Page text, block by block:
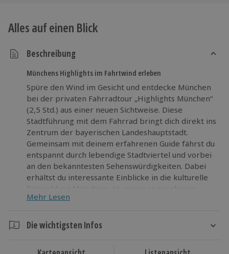
Alles auf einen Blick
Beschreibung
Münchens Highlights im Fahrtwind erleben
Spüre den Wind im Gesicht und entdecke München
bei der privaten Fahrradtour „Highlights München“
(2,5 Std.) aus einer neuen Sichtweise. Diese
Stadtführung mit dem Fahrrad bringt dich direkt ins
Zentrum der bayerischen Landeshauptstadt.
Gemeinsam mit deinem erfahrenen Guide fährst du
entspannt durch lebendige Stadtviertel und vorbei
an den bekanntesten Sehenswürdigkeiten. Dabei
erhältst du interessante Einblicke in die kulturelle
Entwicklung Münchens. In einem angenehmen
Tempo erkundest du die Straßen und erlebst
besonders intensiv. Die Stadttour durch München
verbindet Bewegung mit spannenden
Mehr Lesen
Die wichtigsten Infos